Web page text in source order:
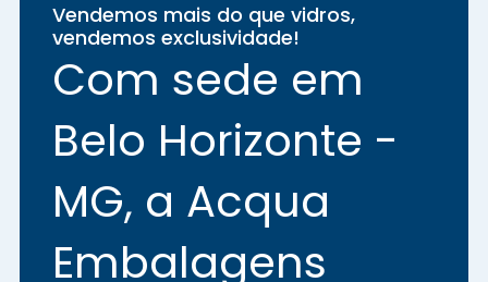
Vendemos mais do que vidros,
vendemos exclusividade!
Com sede em
Belo Horizonte -
MG, a Acqua
Embalagens